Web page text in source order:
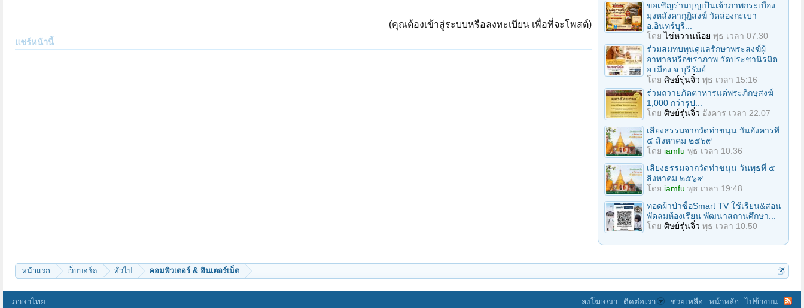
(คุณต้องเข้าสู่ระบบหรือลงทะเบียน เพื่อที่จะโพสต์)
แชร์หน้านี้
ขอเชิญร่วมบุญเป็นเจ้าภาพกระเบื้อง
มุงหลังคากุฏิสงฆ์ วัดล่องกะเบา
อ.อินทร์บุรี...
โดยไข่หวานน้อย พุธ เวลา 07:30
ร่วมสมทบทุนดูแลรักษาพระสงฆ์ผู้
อาพาธหรือชราภาพ วัดประชานิรมิต
อ.เมือง จ.บุรีรัมย์
โดย ศิษย์รุ่นจิ๋ว พุธ เวลา 15:16
ร่วมถวายภัตตาหารแด่พระภิกษุสงฆ์
1,000 กว่ารูป...
โดย ศิษย์รุ่นจิ๋ว อังคาร เวลา 22:07
เสียงธรรมจากวัดท่าขนุน วันอังคารที่
๔ สิงหาคม ๒๕๖๙
โดย iamfu พุธ เวลา 10:36
เสียงธรรมจากวัดท่าขนุน วันพุธที่ ๕
สิงหาคม ๒๕๖๙
โดย iamfu พุธ เวลา 19:48
ทอดผ้าป่าซื้อSmart TV ใช้เรียน&สอน
พัดลมห้องเรียน พัฒนาสถานศึกษา...
โดย ศิษย์รุ่นจิ๋ว พุธ เวลา 10:50
หน้าแรก เว็บบอร์ด ทั่วไป คอมพิวเตอร์ & อินเตอร์เน็ต
ภาษาไทย ลงโฆษณา ติดต่อเรา ช่วยเหลือ หน้าหลัก ไปข้างบน